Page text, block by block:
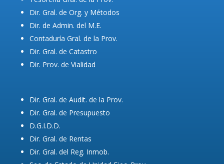
Dir. Gral. de Org. y Métodos
Dir. de Admin. del M.E.
Contaduría Gral. de la Prov.
Dir. Gral. de Catastro
Dir. Prov. de Vialidad
Dir. Gral. de Audit. de la Prov.
Dir. Gral. de Presupuesto
D.G.I.D.D.
Dir. Gral. de Rentas
Dir. Gral. del Reg. Inmob.